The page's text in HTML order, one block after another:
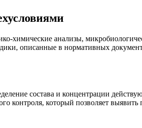
химические анализы,
описанные в нормативных
состава и концентрации
который позволяет выявить